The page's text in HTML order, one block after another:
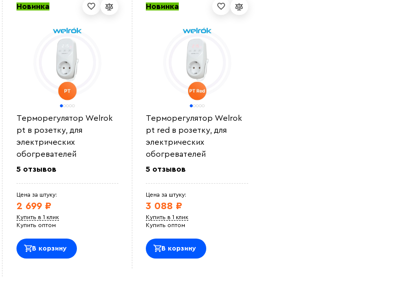
Новинка
Терморегулятор Welrok
pt в розетку, для
электрических
обогревателей
5 отзывов
Цена за штуку:
2 699 ₽
Купить в 1 клик
Купить оптом
В корзину
Новинка
Терморегулятор Welrok
pt red в розетку, для
электрических
обогревателей
5 отзывов
Цена за штуку:
3 088 ₽
Купить в 1 клик
Купить оптом
В корзину